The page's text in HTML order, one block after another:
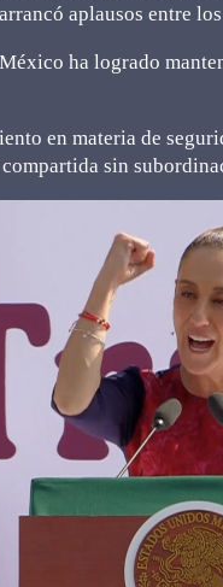
aplausos entre
ha logrado
en materia de
sin